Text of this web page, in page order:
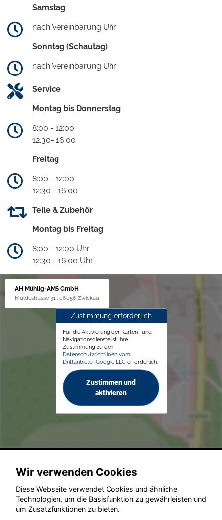
Samstag
nach Vereinbarung Uhr
Sonntag (Schautag)
nach Vereinbarung Uhr
Service
Montag bis Donnerstag
8:00 - 12:00
12.30- 16:00
Freitag
8:00 - 12:00
12:30 - 16:00
Teile & Zubehör
Montag bis Freitag
8:00 - 12:00 Uhr
12:30 - 16:00 Uhr
AH Mühlig-AMS GmbH
Muldestrasse 31 , 08056 Zwickau
Zustimmung erforderlich
Für die Aktivierung der Karten- und
Navigationsdienste ist Ihre
Zustimmung zu den
Datenschutzrichtlinien vom
Drittanbieter Google LLC erforderlich.
Zustimmen und
aktivieren
© konjunkturmotor.de GmbH 2020 - 2026
Wir verwenden Cookies
Diese Webseite verwendet Cookies und ähnliche
Technologien, um die Basisfunktion zu gewährleisten und
um Zusatzfunktionen zu bieten.